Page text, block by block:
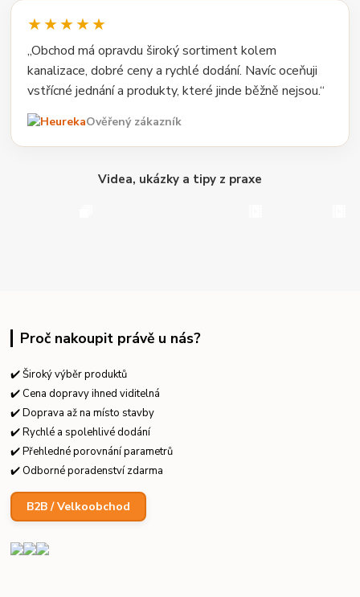
★★★★★
„Obchod má opravdu široký sortiment kolem
kanalizace, dobré ceny a rychlé dodání. Navíc oceňuji
vstřícné jednání a produkty, které jinde běžně nejsou.“
Ověřený zákazník
Videa, ukázky a tipy z praxe
Proč nakoupit právě u nás?
✔️ Široký výběr produktů
✔️ Cena dopravy ihned viditelná
✔️ Doprava až na místo stavby
✔️ Rychlé a spolehlivé dodání
✔️ Přehledné porovnání parametrů
✔️ Odborné poradenství zdarma
B2B / Velkoobchod